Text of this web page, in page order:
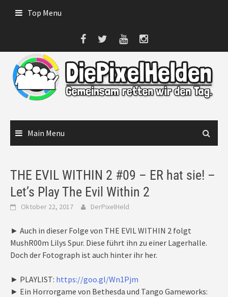
Top Menu
Main Menu
THE EVIL WITHIN 2 #09 – ER hat sie! –
Let’s Play The Evil Within 2
Oktober 22, 2017 DerPixelHeld
► Auch in dieser Folge von THE EVIL WITHIN 2 folgt
MushR00m Lilys Spur. Diese führt ihn zu einer Lagerhalle.
Doch der Fotograph ist auch hinter ihr her.
► PLAYLIST: https://goo.gl/Wn1Pjm
► Ein Horrorgame von Bethesda und Tango Gameworks: